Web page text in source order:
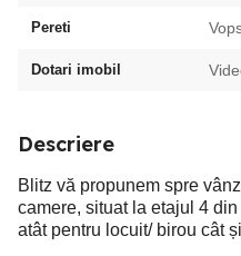
Pereti
Dotari imobil
Descriere
Blitz vă propunem spre
camere, situat la etajul 4
atât pentru locuit/ birou cât